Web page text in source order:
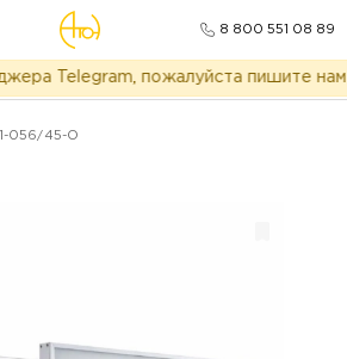
8 800 551 08 89
Telegram, пожалуйста пишите нам
056/45-О